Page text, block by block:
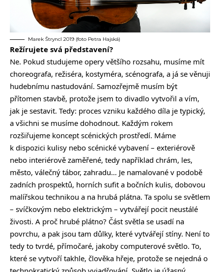
Marek Štryncl 2019 (foto Petra Hajská)
Režírujete svá představení?
Ne. Pokud studujeme opery většího rozsahu, musíme mít
choreografa, režiséra, kostyméra, scénografa, a já se věnuji
hudebnímu nastudování. Samozřejmě musím být
přítomen stavbě, protože jsem to divadlo vytvořil a vím,
jak je sestavit. Tedy: proces vzniku každého díla je typický,
a všichni se musíme dohodnout. Každým rokem
rozšiřujeme koncept scénických prostředí. Máme
k dispozici kulisy nebo scénické vybavení – exteriérově
nebo interiérově zaměřené, tedy například chrám, les,
město, válečný tábor, zahradu… Je namalované v podobě
zadních prospektů, horních sufit a bočních kulis, dobovou
malířskou technikou a na hrubá plátna. Ta spolu se světlem
– svíčkovým nebo elektrickým – vytvářejí pocit neustálé
živosti. A proč hrubé plátno? Část světla se usadí na
povrchu, a pak jsou tam důlky, které vytvářejí stíny. Není to
tedy to tvrdé, přímočaré, jakoby computerové světlo. To,
které se vytvoří takhle, člověka hřeje, protože se nejedná o